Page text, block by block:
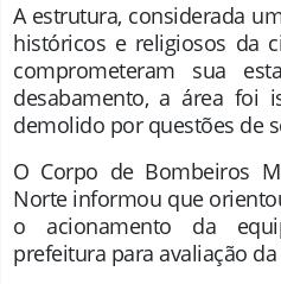
A estrutura, considerada
históricos e religiosos da
comprometeram sua
desabamento, a área foi
demolido por questões de
O Corpo de Bombeiros
Norteinformou que
o acionamento da
prefeitura para avaliação